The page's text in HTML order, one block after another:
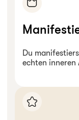
Du
echten inneren